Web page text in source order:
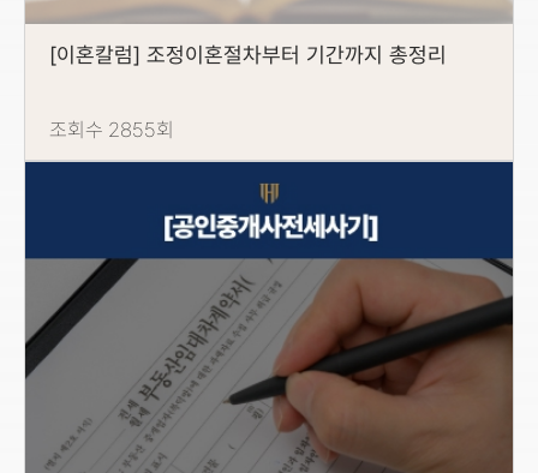
[이혼칼럼] 조정이혼절차부터 기간까지 총정리
조회수 2855회